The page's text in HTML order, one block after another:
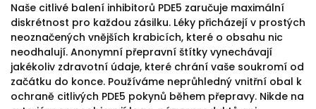
Naše citlivé balení inhibitorů PDE5 zaručuje maximální
diskrétnost pro každou zásilku. Léky přicházejí v prostých
neoznačených vnějších krabicích, které o obsahu nic
neodhalují. Anonymní přepravní štítky vynechávají
jakékoliv zdravotní údaje, které chrání vaše soukromí od
začátku do konce. Používáme neprůhledný vnitřní obal k
ochraně citlivých PDE5 pokynů během přepravy. Nikde na